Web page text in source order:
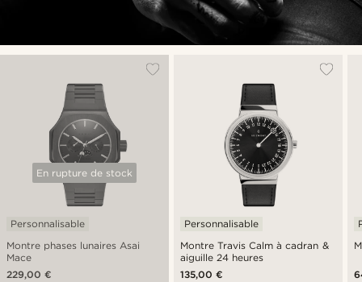
En rupture de stock
Montre phases lunaires Asai
Mace
Personnalisable
229,00 €
Montre Travis Calm à cadran &
aiguille 24 heures
Personnalisable
135,00 €